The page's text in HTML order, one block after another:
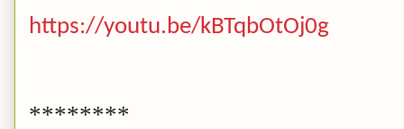
https://youtu.be/kBTqbOtOj0g
********